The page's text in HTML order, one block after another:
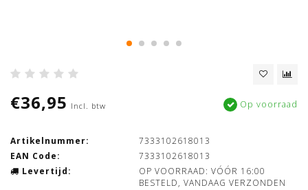
€36,95 Incl. btw Op voorraad
Artikelnummer:
7333102618013
EAN Code:
7333102618013
Levertijd:
OP VOORRAAD: VÓÓR 16:00
BESTELD, VANDAAG VERZONDEN